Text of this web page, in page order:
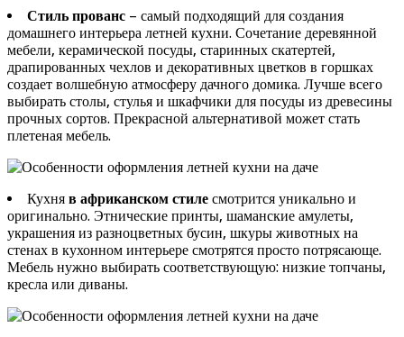
Стиль прованс – самый подходящий для создания
домашнего интерьера летней кухни. Сочетание деревянной
мебели, керамической посуды, старинных скатертей,
драпированных чехлов и декоративных цветков в горшках
создает волшебную атмосферу дачного домика. Лучше всего
выбирать столы, стулья и шкафчики для посуды из древесины
прочных сортов. Прекрасной альтернативой может стать
плетеная мебель.
Кухня в африканском стиле смотрится уникально и
оригинально. Этнические принты, шаманские амулеты,
украшения из разноцветных бусин, шкуры животных на
стенах в кухонном интерьере смотрятся просто потрясающе.
Мебель нужно выбирать соответствующую: низкие топчаны,
кресла или диваны.